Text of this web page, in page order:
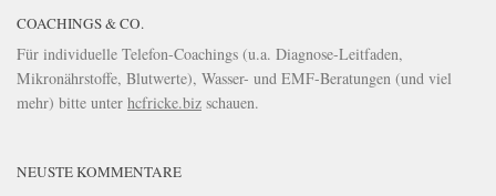
COACHINGS & CO.
Für individuelle Telefon-Coachings (u.a. Diagnose-Leitfaden,
Mikronährstoffe, Blutwerte), Wasser- und EMF-Beratungen (und viel
mehr) bitte unter hcfricke.biz schauen.
NEUSTE KOMMENTARE